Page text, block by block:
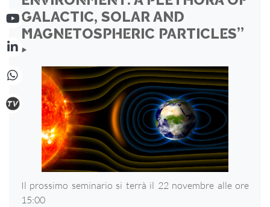
GALACTIC, SOLAR AND
MAGNETOSPHERIC PARTICLES”
‣
Il prossimo seminario si terrà il 22 novembre alle ore
15:00